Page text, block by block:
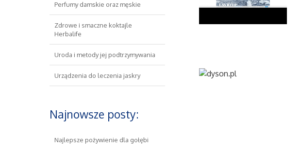
Perfumy damskie oraz męskie
Zdrowe i smaczne koktajle
Herbalife
Uroda i metody jej podtrzymywania
Urządzenia do leczenia jaskry
Najnowsze posty:
Najlepsze pożywienie dla gołębi